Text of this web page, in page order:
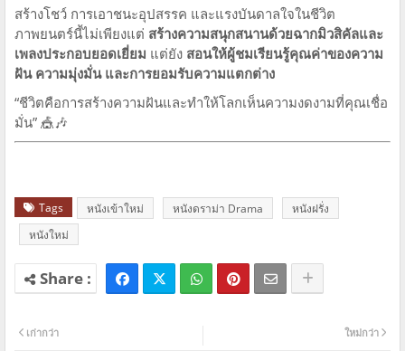
สร้างโชว์ การเอาชนะอุปสรรค และแรงบันดาลใจในชีวิต
ภาพยนตร์นี้ไม่เพียงแต่ สร้างความสนุกสนานด้วยฉากมิวสิคัลและ
เพลงประกอบยอดเยี่ยม แต่ยัง สอนให้ผู้ชมเรียนรู้คุณค่าของความ
ฝัน ความมุ่งมั่น และการยอมรับความแตกต่าง
“ชีวิตคือการสร้างความฝันและทำให้โลกเห็นความงดงามที่คุณเชื่อ
มั่น” 🎪🎶
Tags หนังเข้าใหม่ หนังดราม่า Drama
หนังฝรั่ง
หนังใหม่
ใหม่กว่า
เก่ากว่า